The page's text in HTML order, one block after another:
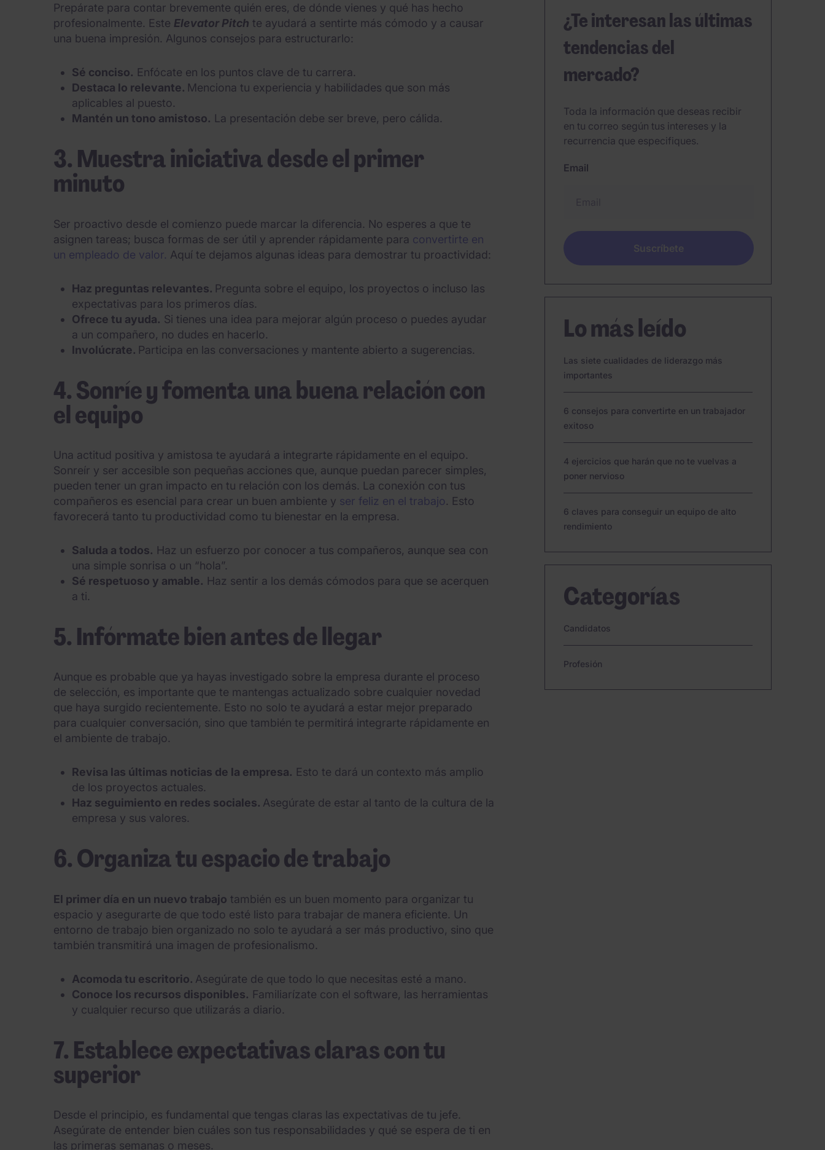
Prepárate para contar brevemente quién eres, de dónde vienes y qué has hecho
profesionalmente. Este Elevator Pitch te ayudará a sentirte más cómodo y a causar
una buena impresión. Algunos consejos para estructurarlo:
Sé conciso. Enfócate en los puntos clave de tu carrera.
Destaca lo relevante. Menciona tu experiencia y habilidades que son más
aplicables al puesto.
Mantén un tono amistoso. La presentación debe ser breve, pero cálida.
3. Muestra iniciativa desde el primer
minuto
Ser proactivo desde el comienzo puede marcar la diferencia. No esperes a que te
asignen tareas; busca formas de ser útil y aprender rápidamente para convertirte en
un empleado de valor. Aquí te dejamos algunas ideas para demostrar tu proactividad:
Haz preguntas relevantes. Pregunta sobre el equipo, los proyectos o incluso las
expectativas para los primeros días.
Ofrece tu ayuda. Si tienes una idea para mejorar algún proceso o puedes ayudar
a un compañero, no dudes en hacerlo.
Involúcrate. Participa en las conversaciones y mantente abierto a sugerencias.
4. Sonríe y fomenta una buena relación con
el equipo
Una actitud positiva y amistosa te ayudará a integrarte rápidamente en el equipo.
Sonreír y ser accesible son pequeñas acciones que, aunque puedan parecer simples,
pueden tener un gran impacto en tu relación con los demás. La conexión con tus
compañeros es esencial para crear un buen ambiente y ser feliz en el trabajo. Esto
favorecerá tanto tu productividad como tu bienestar en la empresa.
Saluda a todos. Haz un esfuerzo por conocer a tus compañeros, aunque sea con
una simple sonrisa o un “hola”.
Sé respetuoso y amable. Haz sentir a los demás cómodos para que se acerquen
a ti.
5. Infórmate bien antes de llegar
Aunque es probable que ya hayas investigado sobre la empresa durante el proceso
de selección, es importante que te mantengas actualizado sobre cualquier novedad
que haya surgido recientemente. Esto no solo te ayudará a estar mejor preparado
para cualquier conversación, sino que también te permitirá integrarte rápidamente en
el ambiente de trabajo.
Revisa las últimas noticias de la empresa. Esto te dará un contexto más amplio
de los proyectos actuales.
Haz seguimiento en redes sociales. Asegúrate de estar al tanto de la cultura de la
empresa y sus valores.
6. Organiza tu espacio de trabajo
El primer día en un nuevo trabajo también es un buen momento para organizar tu
espacio y asegurarte de que todo esté listo para trabajar de manera eficiente. Un
entorno de trabajo bien organizado no solo te ayudará a ser más productivo, sino que
también transmitirá una imagen de profesionalismo.
Acomoda tu escritorio. Asegúrate de que todo lo que necesitas esté a mano.
Conoce los recursos disponibles. Familiarízate con el software, las herramientas
y cualquier recurso que utilizarás a diario.
7. Establece expectativas claras con tu
superior
Desde el principio, es fundamental que tengas claras las expectativas de tu jefe.
Asegúrate de entender bien cuáles son tus responsabilidades y qué se espera de ti en
las primeras semanas o meses.
¿Te interesan las últimas
tendencias del
mercado?
Toda la información que deseas recibir
en tu correo según tus intereses y la
recurrencia que especifiques.
Email
Lo más leído
Las siete cualidades de liderazgo más
importantes
6 consejos para convertirte en un trabajador
exitoso
4 ejercicios que harán que no te vuelvas a
poner nervioso
6 claves para conseguir un equipo de alto
rendimiento
Categorías
Candidatos
Profesión